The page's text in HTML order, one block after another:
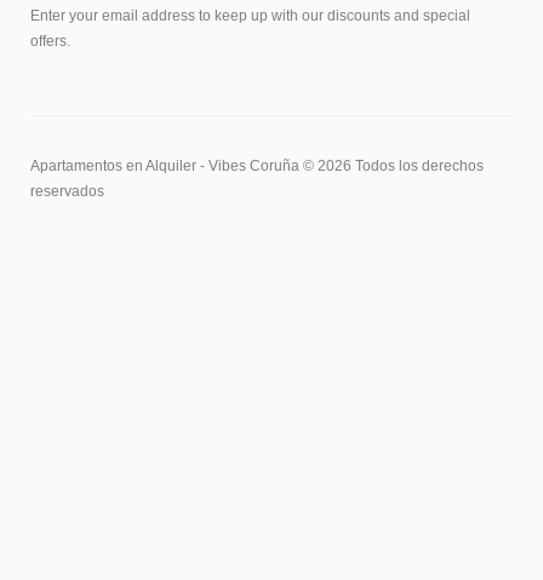
Enter your email address to keep up with our discounts and special
offers.
Apartamentos en Alquiler - Vibes Coruña © 2026 Todos los derechos
reservados